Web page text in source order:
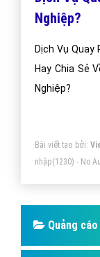
Nghiệp?
Dịch Vụ Quay
Hay Chia Sẻ
Nghiệp?
Bài viết tạo bởi:
nhập(1230) - No
Quảng